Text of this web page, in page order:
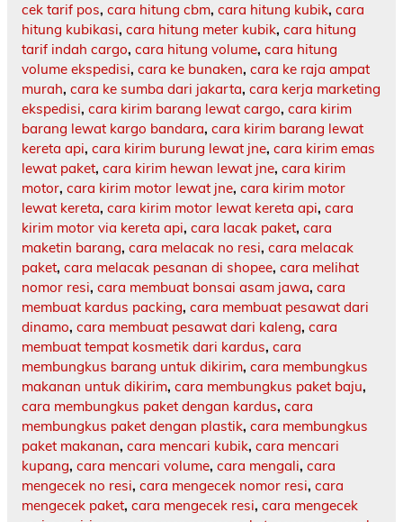
cek tarif pos, cara hitung cbm, cara hitung kubik, cara
hitung kubikasi, cara hitung meter kubik, cara hitung
tarif indah cargo, cara hitung volume, cara hitung
volume ekspedisi, cara ke bunaken, cara ke raja ampat
murah, cara ke sumba dari jakarta, cara kerja marketing
ekspedisi, cara kirim barang lewat cargo, cara kirim
barang lewat kargo bandara, cara kirim barang lewat
kereta api, cara kirim burung lewat jne, cara kirim emas
lewat paket, cara kirim hewan lewat jne, cara kirim
motor, cara kirim motor lewat jne, cara kirim motor
lewat kereta, cara kirim motor lewat kereta api, cara
kirim motor via kereta api, cara lacak paket, cara
maketin barang, cara melacak no resi, cara melacak
paket, cara melacak pesanan di shopee, cara melihat
nomor resi, cara membuat bonsai asam jawa, cara
membuat kardus packing, cara membuat pesawat dari
dinamo, cara membuat pesawat dari kaleng, cara
membuat tempat kosmetik dari kardus, cara
membungkus barang untuk dikirim, cara membungkus
makanan untuk dikirim, cara membungkus paket baju,
cara membungkus paket dengan kardus, cara
membungkus paket dengan plastik, cara membungkus
paket makanan, cara mencari kubik, cara mencari
kupang, cara mencari volume, cara mengali, cara
mengecek no resi, cara mengecek nomor resi, cara
mengecek paket, cara mengecek resi, cara mengecek